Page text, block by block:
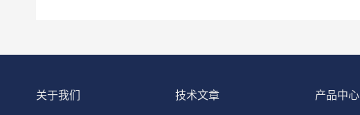
关于我们 技术文章 产品中心